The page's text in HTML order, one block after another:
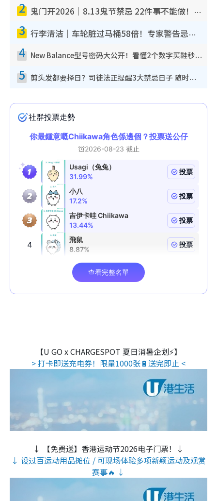
2 鬼门开2026｜8.13鬼节禁忌 22件事不能做！烧肉、刺身要少食？半夜勿吹口哨/打给个电话
3 行李清洁｜车轮脏过马桶58倍！专家警告忌用酒精擦 教1招免脏手除菌
4 New Balance型号密码大公开！看懂2个数字买鞋秒知功能免中伏 附5大热门鞋款
5 剪头发都要择日？司徒法正提醒3大禁忌日子 随时剪走财运！这日剪发恐“剪寿命”？
【U GO x CHARGESPOT 夏日消暑企划⚡】
> 打卡即送充电券！限量1000张🔋送完即止 <
↓ 【免费送】香港运动节2026电子门票！↓
↓ 设过百运动用品摊位 / 可现场体验多项新颖运动及观赏
赛事🔥 ↓